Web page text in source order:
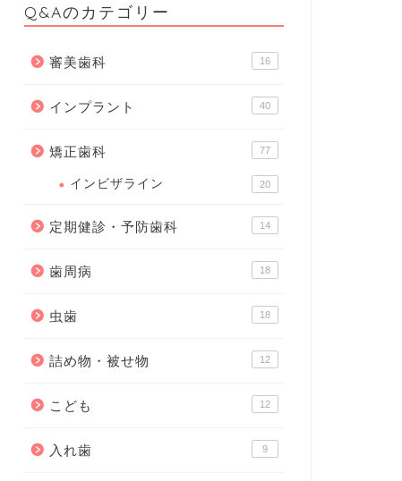
Q&Aのカテゴリー
審美歯科 16
インプラント 40
矯正歯科 77
インビザライン 20
定期健診・予防歯科 14
歯周病 18
虫歯 18
詰め物・被せ物 12
こども 12
入れ歯 9